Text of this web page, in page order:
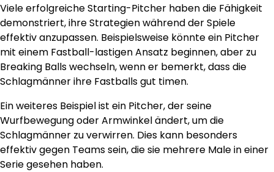
Viele erfolgreiche Starting-Pitcher haben die Fähigkeit
demonstriert, ihre Strategien während der Spiele
effektiv anzupassen. Beispielsweise könnte ein Pitcher
mit einem Fastball-lastigen Ansatz beginnen, aber zu
Breaking Balls wechseln, wenn er bemerkt, dass die
Schlagmänner ihre Fastballs gut timen.
Ein weiteres Beispiel ist ein Pitcher, der seine
Wurfbewegung oder Armwinkel ändert, um die
Schlagmänner zu verwirren. Dies kann besonders
effektiv gegen Teams sein, die sie mehrere Male in einer
Serie gesehen haben.